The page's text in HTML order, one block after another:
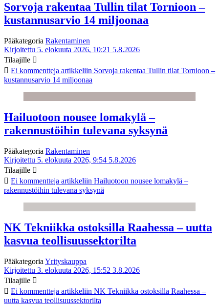
Sorvoja rakentaa Tullin tilat Tornioon –
kustannusarvio 14 miljoonaa
Pääkategoria Rakentaminen
Kirjoitettu 5. elokuuta 2026, 10:21 5.8.2026
Tilaajille
Ei kommentteja artikkeliin Sorvoja rakentaa Tullin tilat Tornioon –
kustannusarvio 14 miljoonaa
Hailuotoon nousee lomakylä –
rakennustöihin tulevana syksynä
Pääkategoria Rakentaminen
Kirjoitettu 5. elokuuta 2026, 9:54 5.8.2026
Tilaajille
Ei kommentteja artikkeliin Hailuotoon nousee lomakylä –
rakennustöihin tulevana syksynä
NK Tekniikka ostoksilla Raahessa – uutta
kasvua teollisuussektorilta
Pääkategoria Yrityskauppa
Kirjoitettu 3. elokuuta 2026, 15:52 3.8.2026
Tilaajille
Ei kommentteja artikkeliin NK Tekniikka ostoksilla Raahessa –
uutta kasvua teollisuussektorilta